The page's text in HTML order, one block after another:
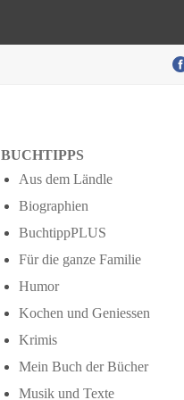
BUCHTIPPS
Aus dem Ländle
Biographien
BuchtippPLUS
Für die ganze Familie
Humor
Kochen und Geniessen
Krimis
Mein Buch der Bücher
Musik und Texte